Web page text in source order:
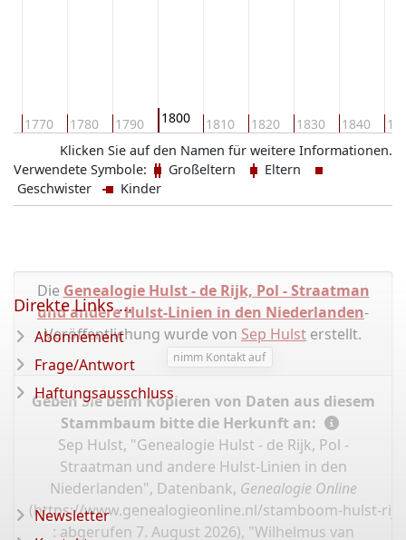
1770 1780 1790 1800 1810 1820 1830 1840
Klicken Sie auf den Namen für weitere Informationen.
Verwendete Symbole:
Großeltern
Eltern
Geschwister
Kinder
Die Genealogie Hulst - de Rijk, Pol - Straatman
und andere Hulst-Linien in den Niederlanden-
Veröffentlichung wurde von Sep Hulst erstellt.
nimm Kontakt auf
Geben Sie beim Kopieren von Daten aus diesem
Stammbaum bitte die Herkunft an:
Sep Hulst, "Genealogie Hulst - de Rijk, Pol -
Straatman und andere Hulst-Linien in den
Niederlanden", Datenbank, Genealogie Online
(https://www.genealogieonline.nl/stamboom-hulst-
: abgerufen 7. August 2026), "Wilhelmus van
Direkte Links ...
Abonnement
Frage/Antwort
Haftungsausschluss
Newsletter